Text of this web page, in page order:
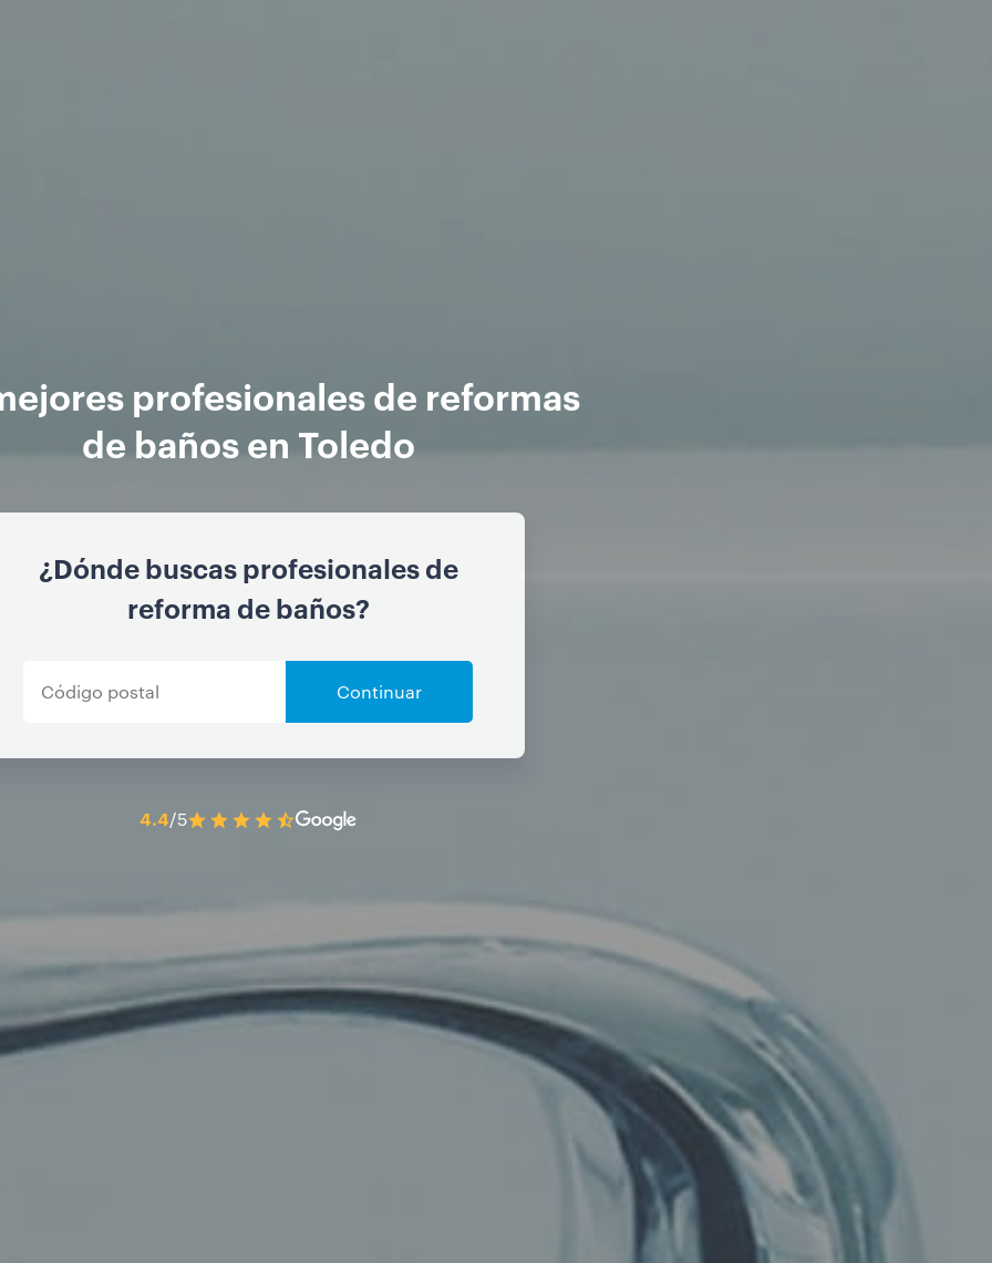
profesionales de reformas
de baños en Toledo
¿Dónde buscas profesionales de
reforma de baños?
Continuar
4.4/5